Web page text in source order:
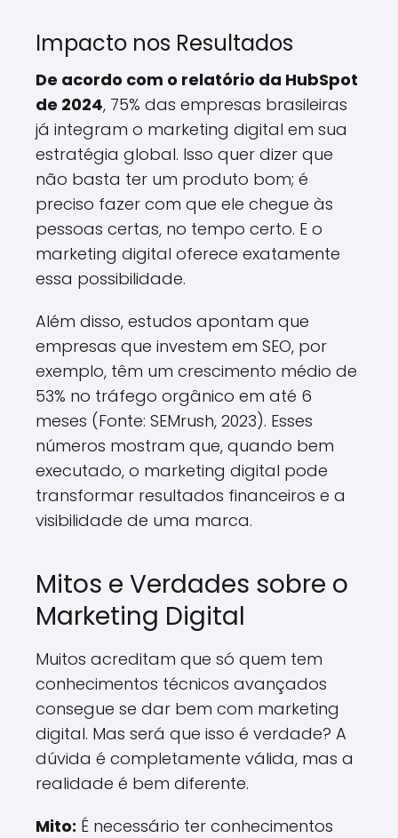
Impacto nos Resultados
De acordo com o relatório da HubSpot
de 2024, 75% das empresas brasileiras
já integram o marketing digital em sua
estratégia global. Isso quer dizer que
não basta ter um produto bom; é
preciso fazer com que ele chegue às
pessoas certas, no tempo certo. E o
marketing digital oferece exatamente
essa possibilidade.
Além disso, estudos apontam que
empresas que investem em SEO, por
exemplo, têm um crescimento médio de
53% no tráfego orgânico em até 6
meses (Fonte: SEMrush, 2023). Esses
números mostram que, quando bem
executado, o marketing digital pode
transformar resultados financeiros e a
visibilidade de uma marca.
Mitos e Verdades sobre o
Marketing Digital
Muitos acreditam que só quem tem
conhecimentos técnicos avançados
consegue se dar bem com marketing
digital. Mas será que isso é verdade? A
dúvida é completamente válida, mas a
realidade é bem diferente.
Mito: É necessário ter conhecimentos